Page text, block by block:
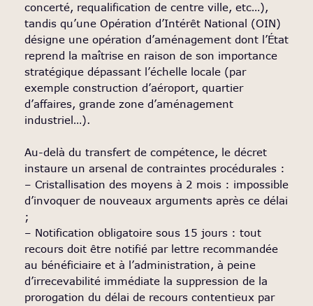
concerté, requalification de centre ville, etc…),
tandis qu’une Opération d’Intérêt National (OIN)
désigne une opération d’aménagement dont l’État
reprend la maîtrise en raison de son importance
stratégique dépassant l’échelle locale (par
exemple construction d’aéroport, quartier
d’affaires, grande zone d’aménagement
industriel…).
Au-delà du transfert de compétence, le décret
instaure un arsenal de contraintes procédurales :
– Cristallisation des moyens à 2 mois : impossible
d’invoquer de nouveaux arguments après ce délai
;
– Notification obligatoire sous 15 jours : tout
recours doit être notifié par lettre recommandée
au bénéficiaire et à l’administration, à peine
d’irrecevabilité immédiate la suppression de la
prorogation du délai de recours contentieux par